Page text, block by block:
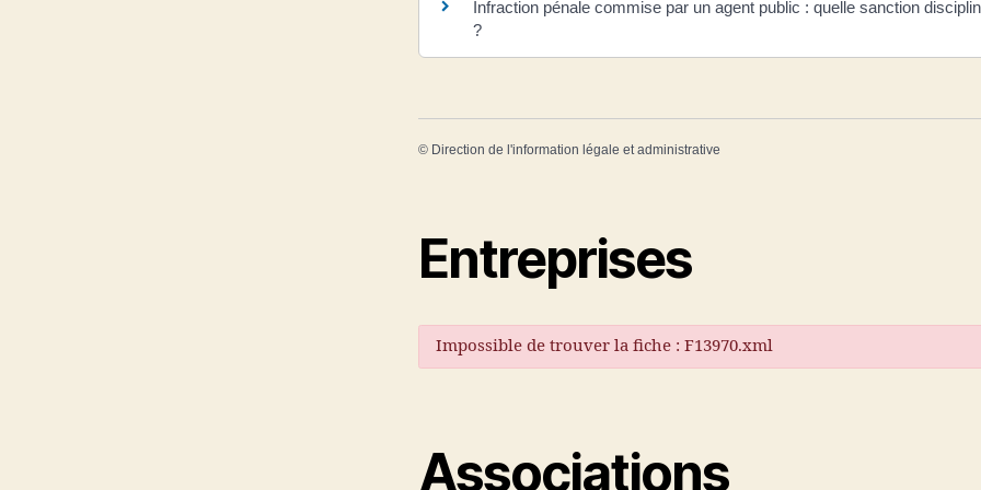
Infraction pénale commise par un agent public : quelle sanction
?
© Direction de l'information légale et administrative
Entreprises
Impossible de trouver la fiche : F13970.xml
Associations